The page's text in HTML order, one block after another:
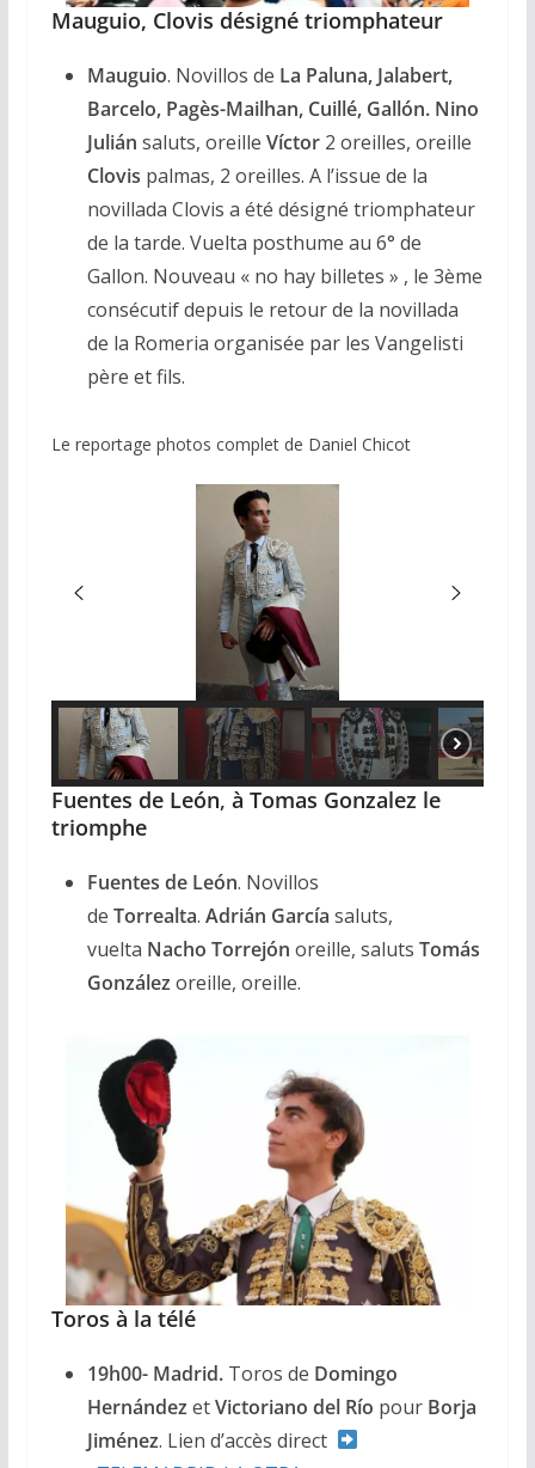
Mauguio, Clovis désigné triomphateur
Mauguio. Novillos de La Paluna, Jalabert,
Barcelo, Pagès-Mailhan, Cuillé, Gallón. Nino
Julián saluts, oreille Víctor 2 oreilles, oreille
Clovis palmas, 2 oreilles. A l’issue de la
novillada Clovis a été désigné triomphateur
de la tarde. Vuelta posthume au 6° de
Gallon. Nouveau « no hay billetes » , le 3ème
consécutif depuis le retour de la novillada
de la Romeria organisée par les Vangelisti
père et fils.
Le reportage photos complet de Daniel Chicot
Fuentes de León, à Tomas Gonzalez le
triomphe
Fuentes de León. Novillos
de Torrealta. Adrián García saluts,
vuelta Nacho Torrejón oreille, saluts Tomás
González oreille, oreille.
Toros à la télé
19h00- Madrid.Toros de Domingo
Hernández etVictoriano del Río pour Borja
Jiménez. Lien d’accès direct